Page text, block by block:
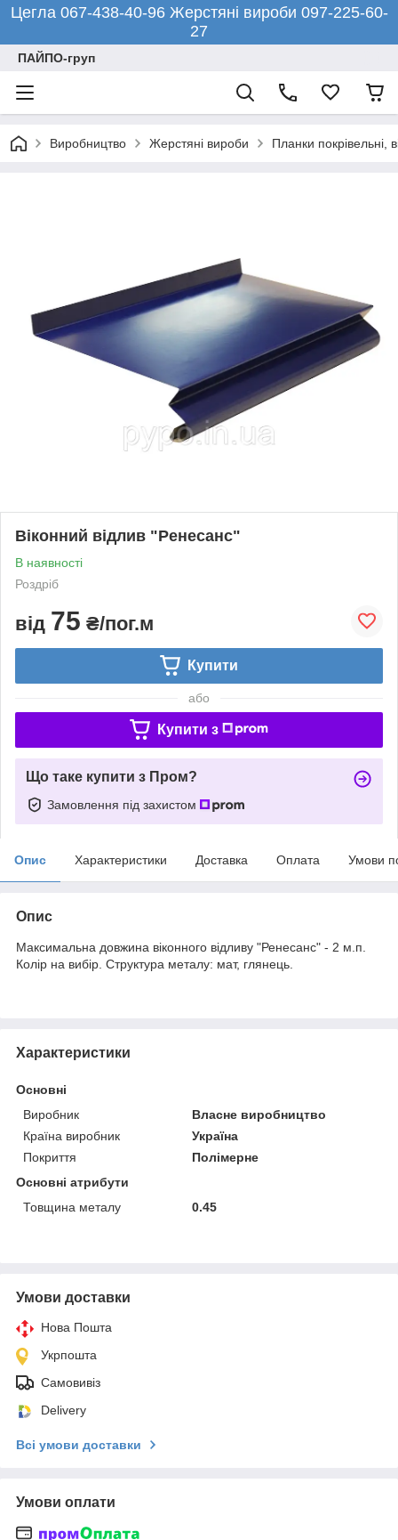
Цегла 067-438-40-96 Жерстяні вироби 097-225-60-
27
ПАЙПО-груп
Виробництво Жерстяні вироби Планки покрівельні,
Віконний відлив "Ренесанс"
В наявності
Роздріб
від 75 ₴/пог.м
Купити
або
Купити з
Що таке купити з Пром?
Замовлення під захистом
Опис Характеристики Доставка Оплата Умови
Опис
Максимальна довжина віконного відливу "Ренесанс" - 2 м.п.
Колір на вибір. Структура металу: мат, глянець.
Характеристики
Основні
Виробник
Власне виробництво
Країна виробник
Україна
Покриття
Полімерне
Основні атрибути
Товщина металу
0.45
Умови доставки
Нова Пошта
Укрпошта
Самовивіз
Delivery
Всі умови доставки
Умови оплати